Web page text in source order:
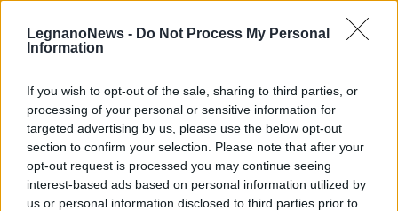
LegnanoNews - Do Not Process My Personal
Information
If you wish to opt-out of the sale, sharing to third parties, or
processing of your personal or sensitive information for
targeted advertising by us, please use the below opt-out
section to confirm your selection. Please note that after your
opt-out request is processed you may continue seeing
interest-based ads based on personal information utilized by
us or personal information disclosed to third parties prior to
TAG Legnano
Leggi l'articolo:
Inaugurata a Legnano la quarta edizione de “Le stanze
dell’arte al Castello”. Nove autori in mostra